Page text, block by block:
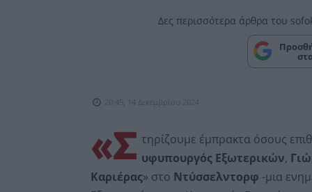
Δες περισσότερα άρθρα του
20:45, 14 Δεκεμβρίου 2024
«Σ τηρίζουμε έμπρακτα όσους
υφυπουργός Εξωτερικών,
Καριέρας» στο Ντύσσελντορφ -μια